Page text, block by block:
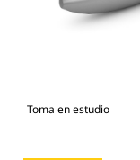
Toma en estudio